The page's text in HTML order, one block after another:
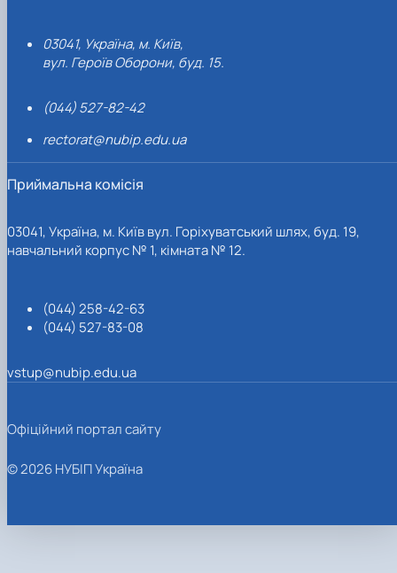
03041, Україна, м. Київ,
вул. Героїв Оборони, буд. 15.
(044) 527-82-42
rectorat@nubip.edu.ua
Приймальна комісія
03041, Україна, м. Київ вул. Горіхуватський шлях, буд. 19,
навчальний корпус № 1, кімната № 12.
(044) 258-42-63
(044) 527-83-08
vstup@nubip.edu.ua
Офіційний портал сайту
© 2026 НУБІП Україна